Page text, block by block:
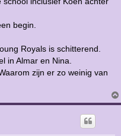
begin.
Royals is schitterend.
in Almar en Nina.
zijn er zo weinig van